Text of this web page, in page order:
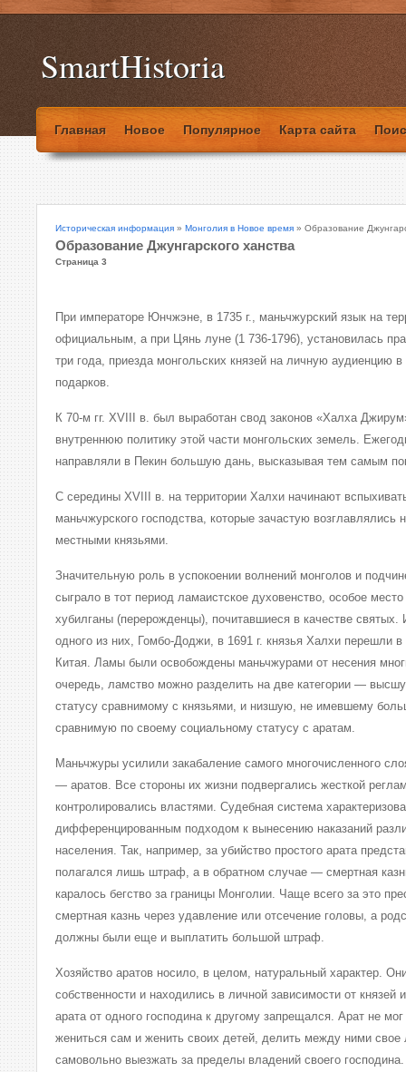
SmartHistoria
Главная Новое Популярное Карта сайта
Историческая информация » Монголия в Новое время » Образование
Образование Джунгарского ханства
Страница 3
При императоре Юнчжэне, в 1735 г., маньчжурский язык на
официальным, а при Цянь луне (1 736-1796), установилась
три года, приезда монгольских князей на личную аудиенцию
подарков.
К 70-м гг. XVIII в. был выработан свод законов «Халха
внутреннюю политику этой части монгольских земель.
направляли в Пекин большую дань, высказывая тем самым
С середины XVIII в. на территории Халхи начинают
маньчжурского господства, которые зачастую
местными князьями.
Значительную роль в успокоении волнений монголов и
сыграло в тот период ламаистское духовенство, особое
хубилганы (перерожденцы), почитавшиеся в качестве
одного из них, Гомбо-Доджи, в 1691 г. князья Халхи перешли в
Китая. Ламы были освобождены маньчжурами от несения
очередь, ламство можно разделить на две категории —
статусу сравнимому с князьями, и низшую, не имевшему
сравнимую по своему социальному статусу с аратам.
Маньчжуры усилили закабаление самого многочисленного
— аратов. Все стороны их жизни подвергались жесткой
контролировались властями. Судебная система
дифференцированным подходом к вынесению наказаний
населения. Так, например, за убийство простого арата
полагался лишь штраф, а в обратном случае — смертная
каралось бегство за границы Монголии. Чаще всего за это
смертная казнь через удавление или отсечение головы, а
должны были еще и выплатить большой штраф.
Хозяйство аратов носило, в целом, натуральный характер.
собственности и находились в личной зависимости от
арата от одного господина к другому запрещался. Арат не
жениться сам и женить своих детей, делить между ними
самовольно выезжать за пределы владений своего